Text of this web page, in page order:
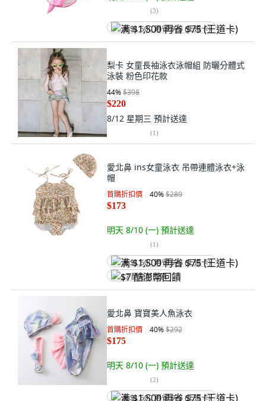
(3)
满 $1,500 再省 $75 (王道卡)
梨卡 女童長袖泳衣泳帽組 防曬分體式
泳裝 粉色印花款
44%$398
$220
8/12 星期三 預計送達
(1)
愛北鼻 ins女童泳衣 吊帶連體泳衣+泳
帽
首購折扣價 40%$289
$173
明天 8/10 (一) 預計送達
(1)
满 $1,500 再省 $75 (王道卡)
$7 酷澎幣回饋
愛北鼻 寶寶美人魚泳衣
首購折扣價 40%$292
$175
明天 8/10 (一) 預計送達
(2)
满 $1,500 再省 $75 (王道卡)